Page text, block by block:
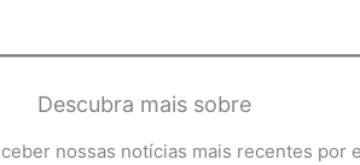
Descubra mais sobre
nossas notícias mais recentes por